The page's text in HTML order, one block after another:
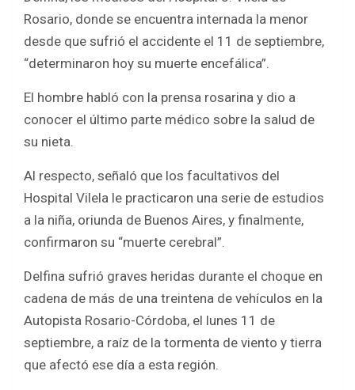
b
o
o
er s
A
p
p
e
Rosario, donde se encuentra internada la menor
desde que sufrió el accidente el 11 de septiembre,
“determinaron hoy su muerte encefálica”.
El hombre habló con la prensa rosarina y dio a
conocer el último parte médico sobre la salud de
su nieta.
Al respecto, señaló que los facultativos del
Hospital Vilela le practicaron una serie de estudios
a la niña, oriunda de Buenos Aires, y finalmente,
confirmaron su “muerte cerebral”.
Delfina sufrió graves heridas durante el choque en
cadena de más de una treintena de vehículos en la
Autopista Rosario-Córdoba, el lunes 11 de
septiembre, a raíz de la tormenta de viento y tierra
que afectó ese día a esta región.